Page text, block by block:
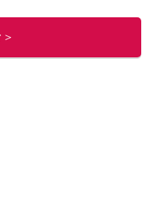
然会社を辞める。翌月からの